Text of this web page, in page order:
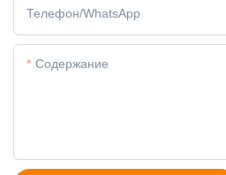
Телефон/WhatsApp
Содержание